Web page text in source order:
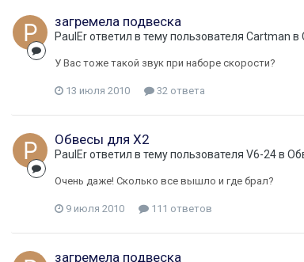
загремела подвеска
PaulErответил в тему пользователя Cartman в
У Вас тоже такой звук при наборе скорости?
13 июля 2010 32 ответа
Обвесы для Х2
PaulErответил в тему пользователя V6-24в
Очень даже! Сколько все вышло и где брал?
9 июля 2010 111 ответов
загремела подвеска